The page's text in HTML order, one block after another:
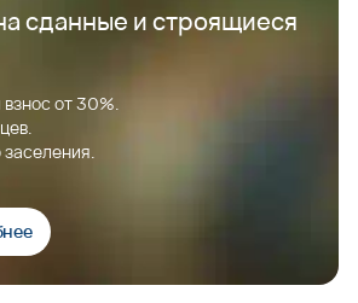
сданные и строящиеся
от 30%.